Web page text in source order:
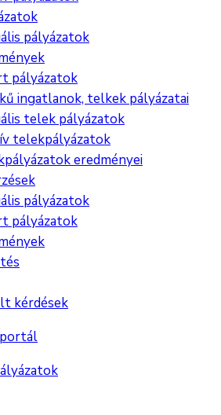
pályázatok
pályázatok
ingatlanok, telkek pályázatai
telek pályázatok
telekpályázatok
eredményei
pályázatok
pályázatok
kérdések